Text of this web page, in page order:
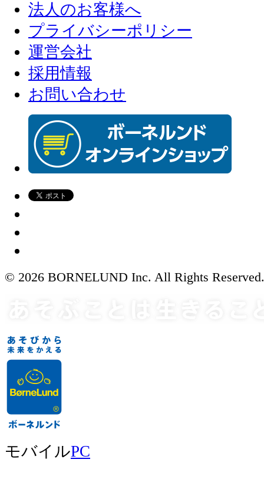
法人のお客様へ
プライバシーポリシー
運営会社
採用情報
お問い合わせ
© 2026 BORNELUND Inc. All Rights Reserved.
モバイルPC